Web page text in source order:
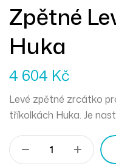
Zpětné
Huka
4 604 Kč
Levé zpětné zrcátko
tříkolkách Huka. Je